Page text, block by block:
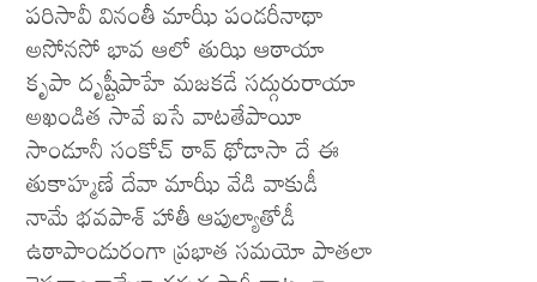
పరిసావీ వినంతీ మాఝీ పండరీనాథా
అసోనసో భావ ఆలో తుఝి ఆఠాయా
కృపా దృష్టీపాహే మజకడే సద్గురురాయా
అఖండిత సావే ఐసే వాటతేపాయీ
సాండూనీ సంకోచ్ ఠావ్ థోడాసా దే ఈ
తుకాహ్మణే దేవా మాఝీ వేడి వాకుడీ
నామే భవపాశ్ హాతీ ఆపుల్యాతోడీ
ఉఠాపాండురంగా ప్రభాత సమయో పాతలా